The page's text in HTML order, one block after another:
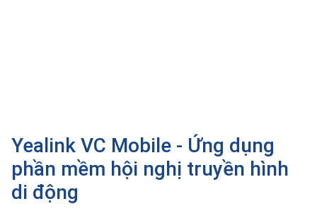
Yealink VC Mobile - Ứng dụng
phần mềm hội nghị truyền hình
di động
pháp
Dịch
vụ
Hỗ